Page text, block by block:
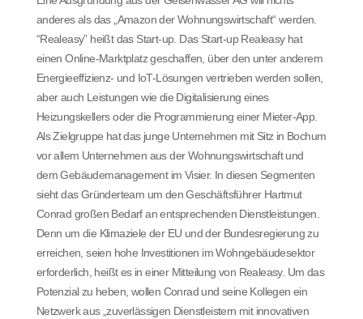
anderes als das „Amazon der Wohnungswirtschaft“ werden.
“Realeasy” heißt das Start-up. Das Start-up Realeasy hat
einen Online-Marktplatz geschaffen, über den unter anderem
Energieeffizienz- und IoT-Lösungen vertrieben werden sollen,
aber auch Leistungen wie die Digitalisierung eines
Heizungskellers oder die Programmierung einer Mieter-App.
Als Zielgruppe hat das junge Unternehmen mit Sitz in Bochum
vor allem Unternehmen aus der Wohnungswirtschaft und
dem Gebäudemanagement im Visier. In diesen Segmenten
sieht das Gründerteam um den Geschäftsführer Hartmut
Conrad großen Bedarf an entsprechenden Dienstleistungen.
Denn um die Klimaziele der EU und der Bundesregierung zu
erreichen, seien hohe Investitionen im Wohngebäudesektor
erforderlich, heißt es in einer Mitteilung von Realeasy. Um das
Potenzial zu heben, wollen Conrad und seine Kollegen ein
Netzwerk aus „zuverlässigen Dienstleistern mit innovativen